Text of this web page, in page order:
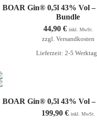
Weiterlesen
BOAR Gin® 0,5l 43% Vol –
Bundle
44,90 € inkl. MwSt.
zzgl. Versandkosten
Lieferzeit: 2-5
In den Warenkorb
BOAR Gin® 0,5l 43% Vol –
199,90 € inkl. MwSt.